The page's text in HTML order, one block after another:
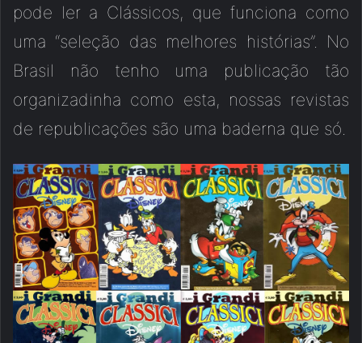
pode ler a Clássicos, que funciona como
uma “seleção das melhores histórias”. No
Brasil não tenho uma publicação tão
organizadinha como esta, nossas revistas
de republicações são uma baderna que só.